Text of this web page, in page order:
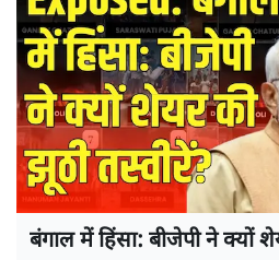
बंगाल में हिंसा: बीजेपी ने क्यों